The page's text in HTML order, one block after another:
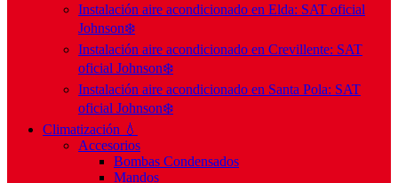
Instalación aire acondicionado en Elda: SAT oficial
Johnson❄️
Instalación aire acondicionado en Crevillente: SAT
oficial Johnson❄️
Instalación aire acondicionado en Santa Pola: SAT
oficial Johnson❄️
Climatización 💧
Accesorios
Bombas Condensados
Mandos